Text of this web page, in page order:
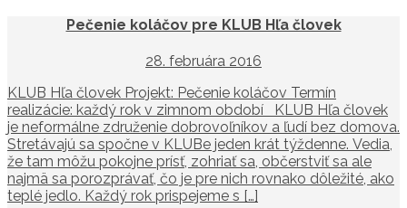
Pečenie koláčov pre KLUB Hľa človek
28. februára 2016
KLUB Hľa človek Projekt: Pečenie koláčov Termín
realizácie: každý rok v zimnom období KLUB Hľa človek
je neformálne združenie dobrovoľníkov a ľudí bez domova.
Stretávajú sa spočne v KLUBe jeden krát týždenne. Vedia,
že tam môžu pokojne prísť, zohriať sa, občerstviť sa ale
najmä sa porozprávať, čo je pre nich rovnako dôležité, ako
teplé jedlo. Každý rok prispejeme s […]